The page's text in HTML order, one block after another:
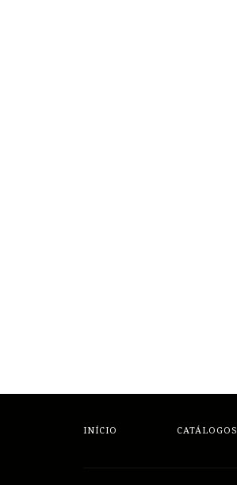
INÍCIO CATÁLOGOS